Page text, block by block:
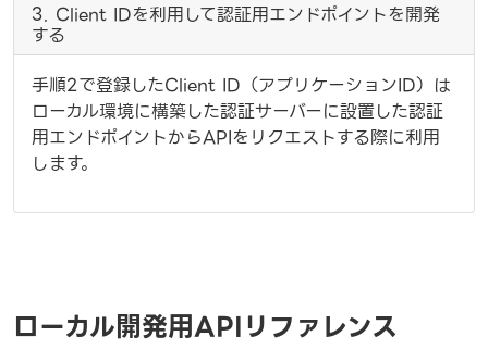
3. Client IDを利用して認証用エンドポイントを開発
する
手順2で登録したClient ID（アプリケーションID）は
ローカル環境に構築した認証サーバーに設置した認証
用エンドポイントからAPIをリクエストする際に利用
します。
ローカル開発用APIリファレンス